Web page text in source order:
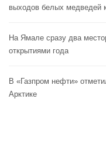
выходов белых медведей
На Ямале сразу два
открытиями года
В «Газпром нефти»
Арктике